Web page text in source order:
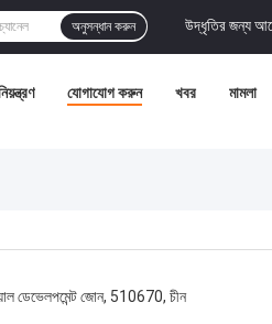
উদ্ধৃতির জন্য
অনুসন্ধান করুন
যোগাযোগ করুন খবর মামলা
ডেভেলপমেন্ট জোন, 510670, চীন